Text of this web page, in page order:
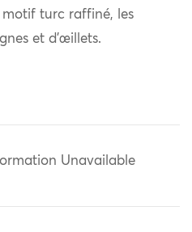
motif turc raffiné, les
et d’œillets.
Unavailable